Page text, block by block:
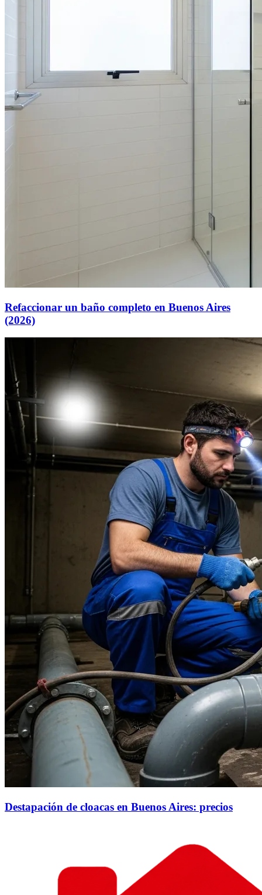
Refaccionar un baño completo en Buenos Aires
(2026)
Destapación de cloacas en Buenos Aires: precios